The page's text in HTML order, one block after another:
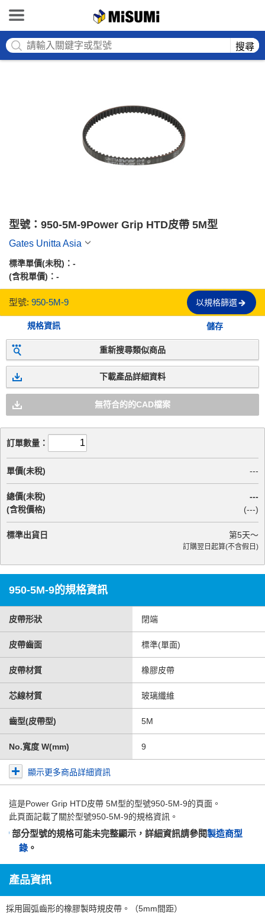
搜尋
型號：950-5M-9Power Grip HTD皮帶 5M型
Gates Unitta Asia
標準單價(未稅)： -
(含稅單價)： -
型號: 950-5M-9 以規格篩選
規格資訊 儲存
重新搜尋類似商品
下載產品詳細資料
無符合的的CAD檔案
訂單數量：
單價(未稅) ---
總價(未稅)
(含稅價格)
---
(---)
標準出貨日 第5天～
訂購翌日起算(不含假日)
950-5M-9的規格資訊
皮帶形狀 閉端
皮帶齒面 標準(單面)
皮帶材質 橡膠皮帶
芯線材質 玻璃纖維
齒型(皮帶型) 5M
No.寬度 W(mm) 9
顯示更多商品詳細資訊
這是Power Grip HTD皮帶 5M型的型號950-5M-9的頁面。
此頁面記載了關於型號950-5M-9的規格資訊。
部分型號的規格可能未完整顯示，詳細資訊請參閱製造商型
錄 。
產品資訊
採用圓弧齒形的橡膠製時規皮帶。（5mm間距）